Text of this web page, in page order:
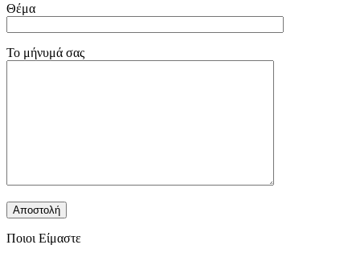
Θέμα
Το μήνυμά σας
Ποιοι Είμαστε